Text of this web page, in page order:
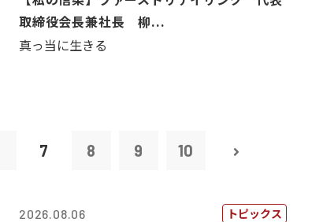
取締役会長兼社長 柳...
真っ当に生きる
7 8 9 10
2026.08.06 トピックス